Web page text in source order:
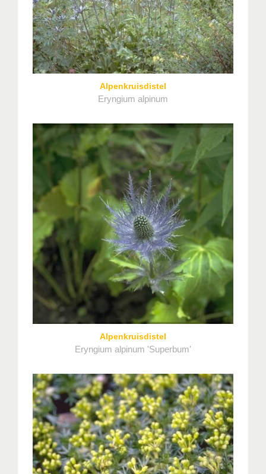
Alpenkruisdistel
Eryngium alpinum
Alpenkruisdistel
Eryngium alpinum 'Superbum'